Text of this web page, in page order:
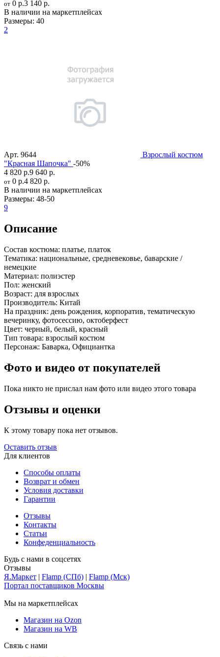
от 0 р.3 140 р.
В наличии на маркетплейсах
Размеры: 40
2
Арт. 9644
Взрослый костюм
"Красная Шапочка" -50%
4 820 р.9 640 р.
от 0 р.4 820 р.
В наличии на маркетплейсах
Размеры: 48-50
9
Описание
Состав костюма: платье, платок
Тематика: национальные, средневековье, баварские /
немецкие
Материал: полиэстер
Пол: женский
Возраст: для взрослых
Производитель: Китай
На праздник: день рождения, корпоратив, тематическую
вечеринку, фотосессию, октоберфест
Цвет: черный, белый, красный
Тип товара: взрослый костюм
Персонаж: Баварка, Официантка
Фото и видео от покупателей
Пока никто не прислал нам фото или видео этого товара
Отзывы и оценки
К этому товару пока нет отзывов.
Оставить отзыв
Для клиентов
Способы оплаты
Возврат и обмен
Условия доставки
Гарантии
Отзывы
Контакты
Статьи
Конфеденциальность
Будь с нами в соцсетях
Отзывы
Я.Маркет | Flamp (СПб) | Flamp (Мск)
Портал поставщиков Москвы
Мы на маркетплейсах
Магазин на Ozon
Магазин на WB
Связь с нами